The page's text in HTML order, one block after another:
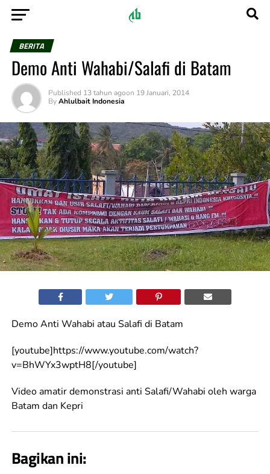
BERITA
Demo Anti Wahabi/Salafi di Batam
Published 13 tahun agoon 19 Januari, 2014
By Ahlulbait Indonesia
Demo Anti Wahabi atau Salafi di Batam
[youtube]https://www.youtube.com/watch?
v=BhWYx3wptH8[/youtube]
Video amatir demonstrasi anti Salafi/Wahabi oleh warga
Batam dan Kepri
Bagikan ini: